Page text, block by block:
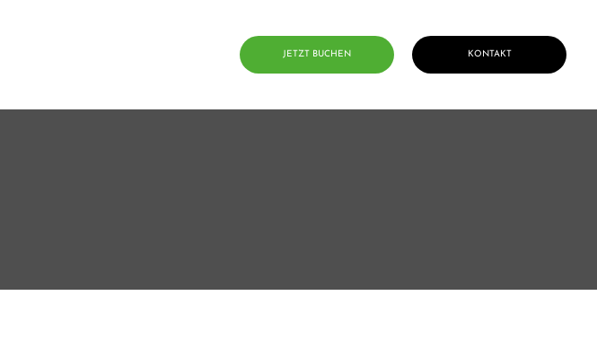
JETZT BUCHEN KONTAKT